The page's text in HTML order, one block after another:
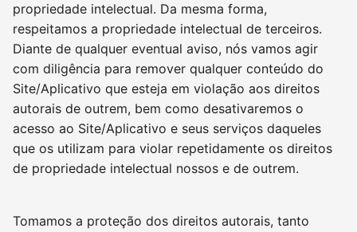
propriedade intelectual. Da mesma forma,
respeitamos a propriedade intelectual de terceiros.
Diante de qualquer eventual aviso, nós vamos agir
com diligência para remover qualquer conteúdo do
Site/Aplicativo que esteja em violação aos direitos
autorais de outrem, bem como desativaremos o
acesso ao Site/Aplicativo e seus serviços daqueles
que os utilizam para violar repetidamente os direitos
de propriedade intelectual nossos e de outrem.
Tomamos a proteção dos direitos autorais, tanto